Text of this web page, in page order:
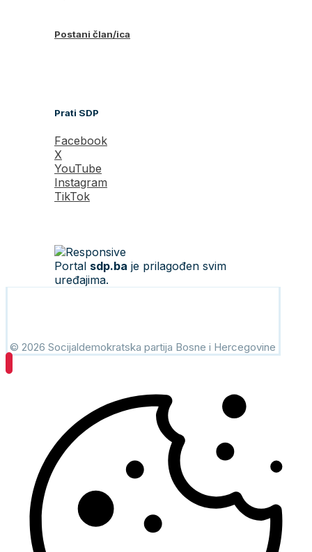
Postani član/ica
Prati SDP
Facebook
X
YouTube
Instagram
TikTok
Portal sdp.ba je prilagođen svim
uređajima.
© 2026 Socijaldemokratska partija Bosne i Hercegovine